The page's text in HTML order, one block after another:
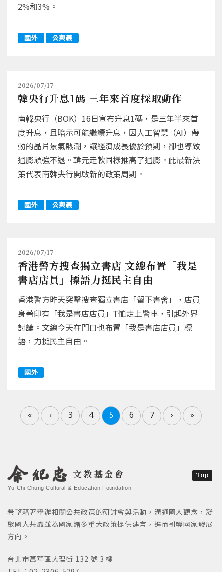
2%和3%。
國外 公與義
2026/07/17
韓央行升息1碼 三年來首度採取動作
南韓央行（BOK）16日宣布升息1碼，是三年半來首
度升息，且暗示可能繼續升息，因人工智慧（AI）帶
動的晶片景氣熱潮，讓經濟成長優於預期，卻也導致
通膨頑強不退。韓元走軟同樣推高了通膨。此最新決
策代表南韓央行開啟新的政策周期。
國外 公與義
2026/07/17
香港警方搜查獨立書店 文總布置「我是
書店店員」標語力挺民主自由
香港警方昨天突擊搜查獨立書店「留下書舍」，店員
身著印有「我是書店店員」T恤走上警車，引起外界
討論。文總今天在門口也布置「我是書店店員」標
語，力挺民主自由。
國外
« ‹ 3 4 5 6 7 › »
文教基金會
Yu Chi-Chung Cultural & Education Foundation
希望藉著舉辦相關公共政策的研討會與活動，溝通國人觀念，凝
聚國人共識並為國家諸多重大政策提供建言，進而引導國家發展
方向。
台北市萬華區大理街 132 號 3 樓
Top